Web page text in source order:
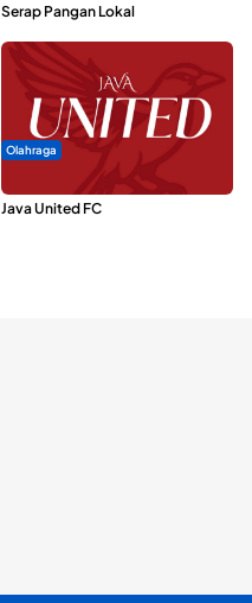
Serap Pangan Lokal
Olahraga
Dari Malut United Berubah Jadi
Java United FC